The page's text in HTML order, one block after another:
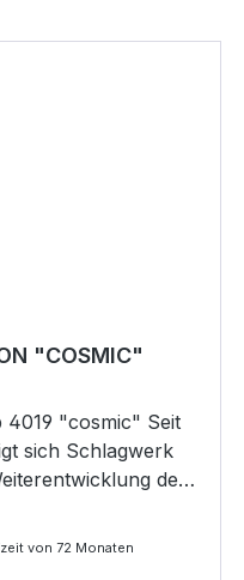
"COSMIC"
4019 "cosmic" Seit
sich Schlagwerk
der
aus
und
von 72 Monaten